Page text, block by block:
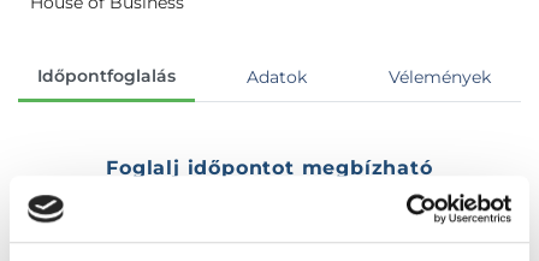
Időpontfoglalás Adatok Vélemények
Foglalj időpontot megbízható